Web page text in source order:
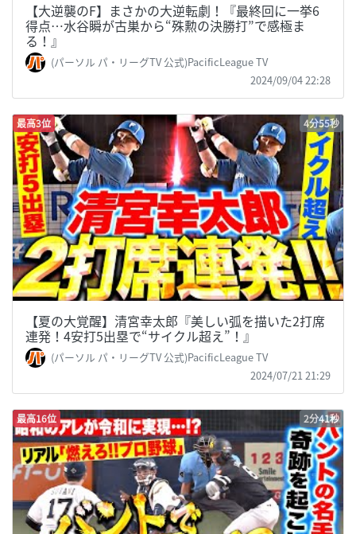
【大逆襲のF】まさかの大逆転劇！『最終回に一挙6
得点…水谷瞬が古巣から“殊勲の決勝打”で感極ま
る！』
(パーソル パ・リーグTV 公式)PacificLeague TV
2024/09/04 22:28
最高3位 4分55秒
【夏の大覚醒】清宮幸太郎『美しい弧を描いた2打席
連発！4安打5出塁で“サイクル超え”！』
(パーソル パ・リーグTV 公式)PacificLeague TV
2024/07/21 21:29
最高16位 2分41秒